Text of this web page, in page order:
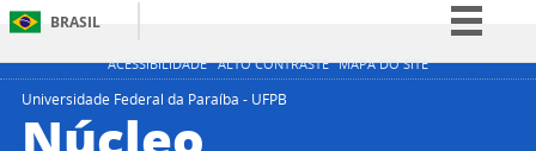
ACESSIBILIDADE ALTO CONTRASTE MAPA DO SITE
BRASIL
Simplifique!
Universidade Federal da Paraíba - UFPB